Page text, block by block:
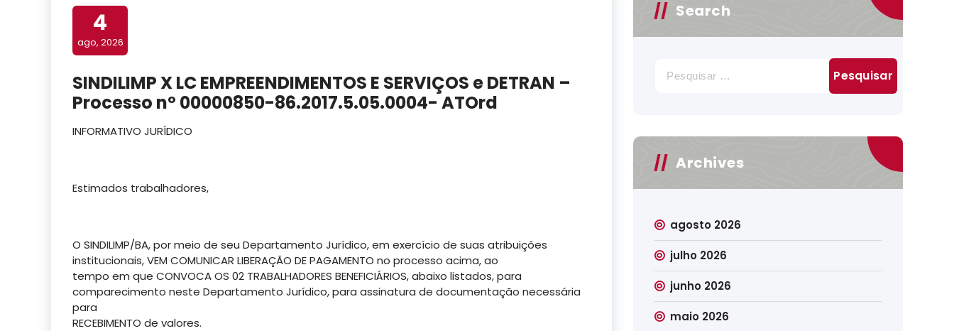
4
ago, 2026
SINDILIMP X LC EMPREENDIMENTOS E SERVIÇOS e DETRAN –
Processo nº 00000850-86.2017.5.05.0004- ATOrd
INFORMATIVO JURÍDICO
Estimados trabalhadores,
O SINDILIMP/BA, por meio de seu Departamento Jurídico, em exercício de suas atribuições
institucionais, VEM COMUNICAR LIBERAÇÃO DE PAGAMENTO no processo acima, ao
tempo em que CONVOCA OS 02 TRABALHADORES BENEFICIÁRIOS, abaixo listados, para
comparecimento neste Departamento Jurídico, para assinatura de documentação necessária
para
RECEBIMENTO de valores.
Search
por:
Archives
agosto 2026
julho 2026
junho 2026
maio 2026